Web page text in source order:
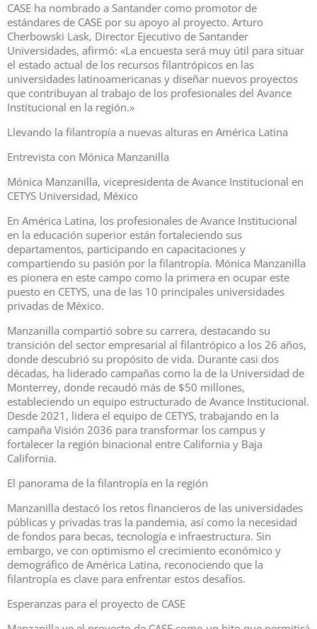
CASE ha nombrado a Santander como promotor de
estándares de CASE por su apoyo al proyecto. Arturo
Cherbowski Lask, Director Ejecutivo de Santander
Universidades, afirmó: «La encuesta será muy útil para situar
el estado actual de los recursos filantrópicos en las
universidades latinoamericanas y diseñar nuevos proyectos
que contribuyan al trabajo de los profesionales del Avance
Institucional en la región.»
Llevando la filantropía a nuevas alturas en América Latina
Entrevista con Mónica Manzanilla
Mónica Manzanilla, vicepresidenta de Avance Institucional en
CETYS Universidad, México
En América Latina, los profesionales de Avance Institucional
en la educación superior están fortaleciendo sus
departamentos, participando en capacitaciones y
compartiendo su pasión por la filantropía. Mónica Manzanilla
es pionera en este campo como la primera en ocupar este
puesto en CETYS, una de las 10 principales universidades
privadas de México.
Manzanilla compartió sobre su carrera, destacando su
transición del sector empresarial al filantrópico a los 26 años,
donde descubrió su propósito de vida. Durante casi dos
décadas, ha liderado campañas como la de la Universidad de
Monterrey, donde recaudó más de $50 millones,
estableciendo un equipo estructurado de Avance Institucional.
Desde 2021, lidera el equipo de CETYS, trabajando en la
campaña Visión 2036 para transformar los campus y
fortalecer la región binacional entre California y Baja
California.
El panorama de la filantropía en la región
Manzanilla destacó los retos financieros de las universidades
públicas y privadas tras la pandemia, así como la necesidad
de fondos para becas, tecnología e infraestructura. Sin
embargo, ve con optimismo el crecimiento económico y
demográfico de América Latina, reconociendo que la
filantropía es clave para enfrentar estos desafíos.
Esperanzas para el proyecto de CASE